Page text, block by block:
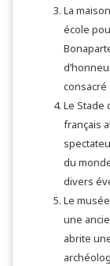
La
école
consacré
Le Stade
français
du
divers
Le
une
abrite